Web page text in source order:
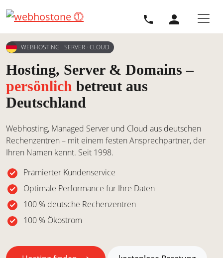
WEBHOSTING · SERVER · CLOUD
Hosting, Server & Domains –
persönlich betreut aus
Deutschland
Webhosting, Managed Server und Cloud aus deutschen
Rechenzentren – mit einem festen Ansprechpartner, der
Ihren Namen kennt. Seit 1998.
Prämierter Kundenservice
Optimale Performance für Ihre Daten
100 % deutsche Rechenzentren
100 % Ökostrom